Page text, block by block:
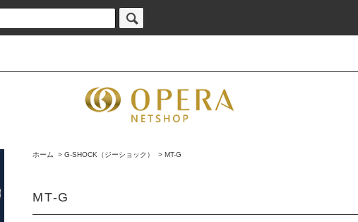
ホーム > G-SHOCK（ジーショック） > MT-G
MT-G